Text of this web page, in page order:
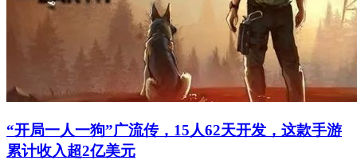
“开局一人一狗”广流传，15人62天开发，这款手游
累计收入超2亿美元